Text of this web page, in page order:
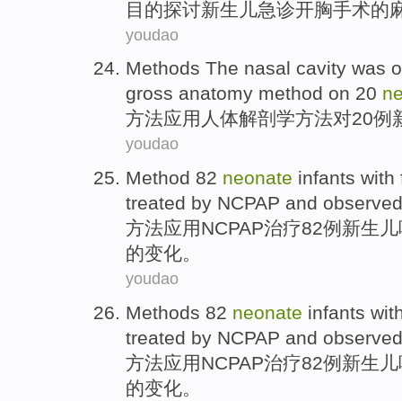
目的探讨新生儿急诊开胸手术的
youdao
Methods The nasal cavity was
gross anatomy method on 20
方法应用人体解剖学方法对20例
youdao
Method 82 neonate infants with
treated by NCPAP and observed
方法应用NCPAP治疗82例 新生儿
的变化。
youdao
Methods 82 neonate infants
treated by NCPAP and observed
方法应用NCPAP治疗82例 新生儿
的变化。